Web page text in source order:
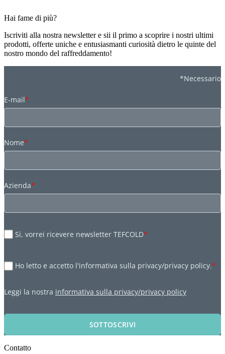
Hai fame di più?
Iscriviti alla nostra newsletter e sii il primo a scoprire i nostri ultimi
prodotti, offerte uniche e entusiasmanti curiosità dietro le quinte del
nostro mondo del raffreddamento!
*Necessario
E-mail*
Nome*
Azienda*
Sì, vorrei ricevere newsletter TEFCOLD*
Ho letto e accetto l'informativa sulla privacy/privacy policy.*
Leggi la nostra informativa sulla privacy/privacy policy
SOTTOSCRIVI
Contatto